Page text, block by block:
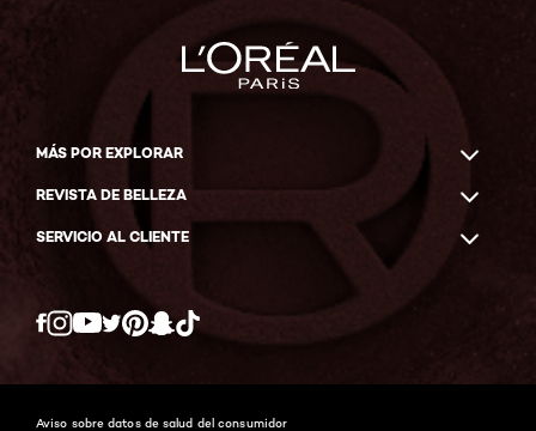
MÁS POR EXPLORAR
REVISTA DE BELLEZA
SERVICIO AL CLIENTE
Twitter
Aviso sobre datos de salud del consumidor